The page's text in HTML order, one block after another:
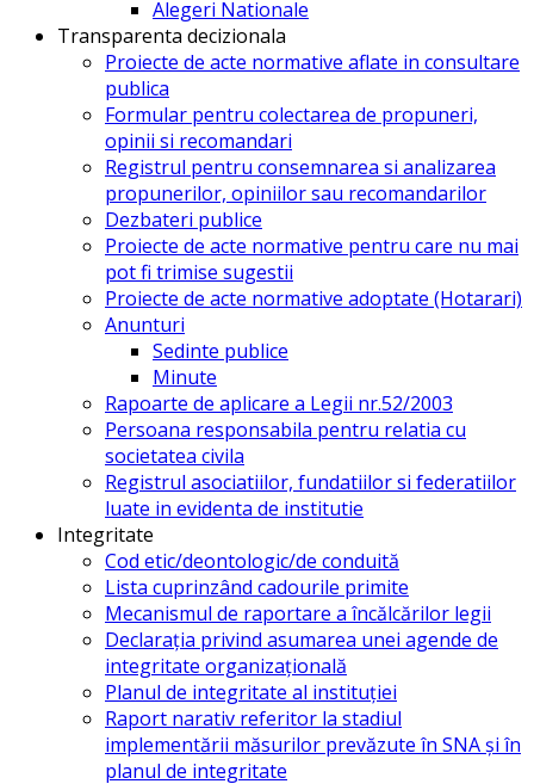
Alegeri Nationale
Transparenta decizionala
Proiecte de acte normative aflate in consultare
publica
Formular pentru colectarea de propuneri,
opinii si recomandari
Registrul pentru consemnarea si analizarea
propunerilor, opiniilor sau recomandarilor
Dezbateri publice
Proiecte de acte normative pentru care nu mai
pot fi trimise sugestii
Proiecte de acte normative adoptate (Hotarari)
Anunturi
Sedinte publice
Minute
Rapoarte de aplicare a Legii nr.52/2003
Persoana responsabila pentru relatia cu
societatea civila
Registrul asociatiilor, fundatiilor si federatiilor
luate in evidenta de institutie
Integritate
Cod etic/deontologic/de conduită
Lista cuprinzând cadourile primite
Mecanismul de raportare a încălcărilor legii
Declarația privind asumarea unei agende de
integritate organizațională
Planul de integritate al instituției
Raport narativ referitor la stadiul
implementării măsurilor prevăzute în SNA și în
planul de integritate